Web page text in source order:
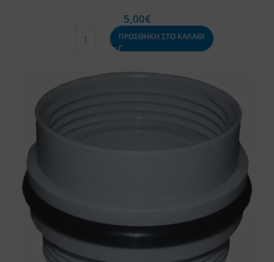
5,00€
ΠΡΟΣΘΗΚΗ ΣΤΟ ΚΑΛΑΘΙ